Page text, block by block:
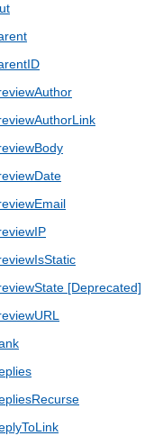
[Deprecated]